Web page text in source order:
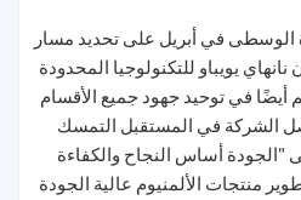
الوسطى في أبريل على تحديد مسار
يويباو للتكنولوجيا المحدودة
أيضًا في توحيد جهود جميع الأقسام
الشركة في المستقبل التمسك
"الجودة أساس النجاح والكفاءة
منتجات الألمنيوم عالية الجودة